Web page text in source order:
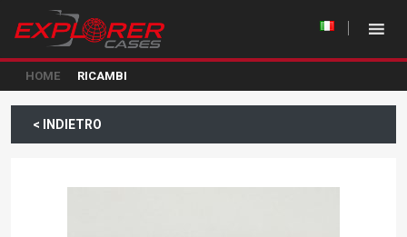
HOME RICAMBI
< INDIETRO